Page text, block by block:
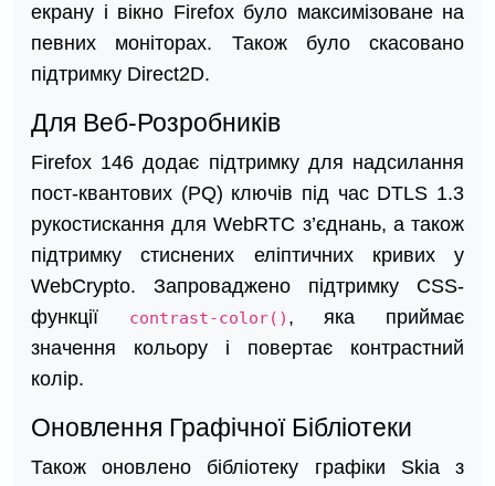
екрану і вікно Firefox було максимізоване на
певних моніторах. Також було скасовано
підтримку Direct2D.
Для Веб-Розробників
Firefox 146 додає підтримку для надсилання
пост-квантових (PQ) ключів під час DTLS 1.3
рукостискання для WebRTC з’єднань, а також
підтримку стиснених еліптичних кривих у
WebCrypto. Запроваджено підтримку CSS-
функції
contrast-color() , яка приймає
значення кольору і повертає контрастний
колір.
Оновлення Графічної Бібліотеки
Також оновлено бібліотеку графіки Skia з